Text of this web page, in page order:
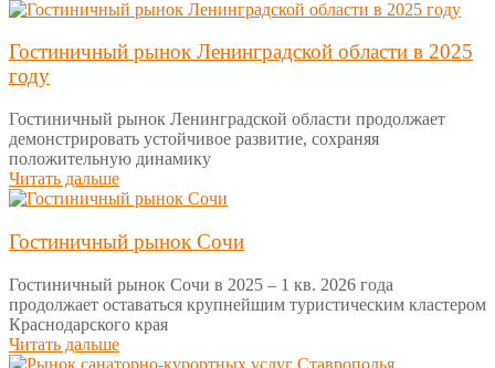
Гостиничный рынок Ленинградской области в 2025
году
Гостиничный рынок Ленинградской области продолжает
демонстрировать устойчивое развитие, сохраняя
положительную динамику
Читать дальше
Гостиничный рынок Сочи
Гостиничный рынок Сочи в 2025 – 1 кв. 2026 года
продолжает оставаться крупнейшим туристическим кластером
Краснодарского края
Читать дальше